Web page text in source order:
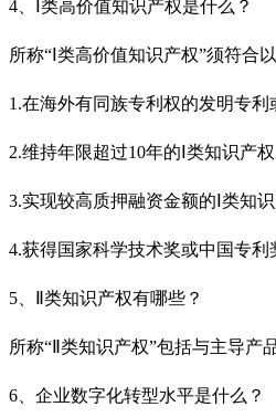
4、Ⅰ类高价值知识产权是什么？
所称“Ⅰ类高价值知识产权”须符合
1.在海外有同族专利权的发明专
2.维持年限超过10年的Ⅰ类知识产权
3.实现较高质押融资金额的Ⅰ类知识
4.获得国家科学技术奖或中国专利
5、Ⅱ类知识产权有哪些？
所称“Ⅱ类知识产权”包括与主导产
6、企业数字化转型水平是什么？